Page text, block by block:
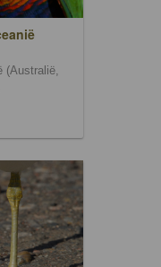
(Australië,